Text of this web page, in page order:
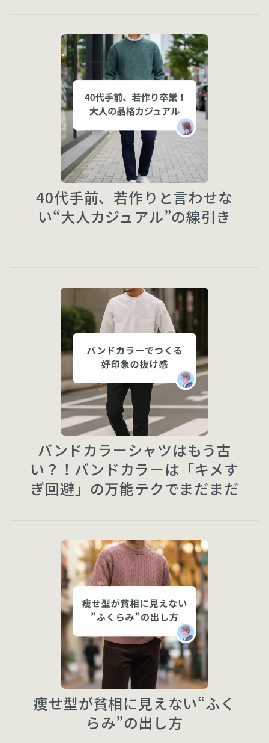
40代手前、若作りと言わせな
い“大人カジュアル”の線引き
バンドカラーシャツはもう古
い？！バンドカラーは「キメす
ぎ回避」の万能テクでまだまだ
痩せ型が貧相に見えない“ふく
らみ”の出し方